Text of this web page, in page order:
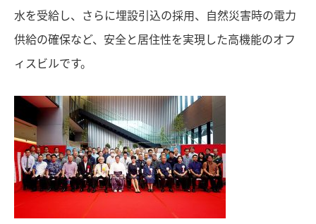
水を受給し、さらに埋設引込の採用、自然災害時の電力
供給の確保など、安全と居住性を実現した高機能のオフ
ィスビルです。